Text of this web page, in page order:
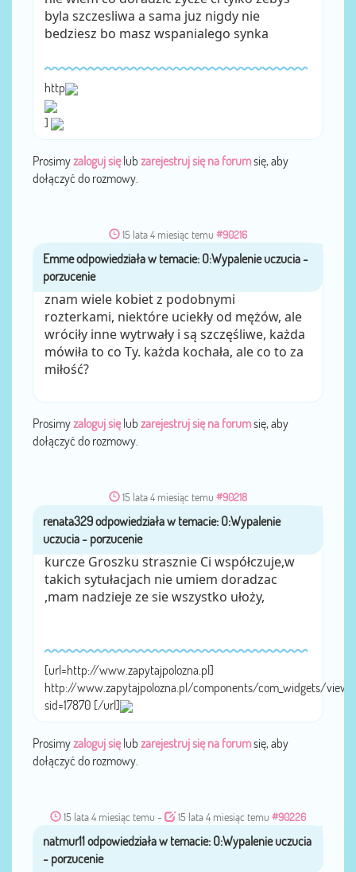
byla szczesliwa a sama juz nigdy nie
bedziesz bo masz wspanialego synka
http
]
Prosimyzaloguj sięlub zarejestruj się na forumsię, aby
dołączyć do rozmowy.
15 lata 4 miesiąc temu #90216
przezEmme
znam wiele kobiet z podobnymi
rozterkami, niektóre uciekły od mężów, ale
wróciły inne wytrwały i są szczęśliwe, każda
mówiła to co Ty. każda kochała, ale co to za
miłość?
Prosimyzaloguj sięlub zarejestruj się na forumsię, aby
dołączyć do rozmowy.
15 lata 4 miesiąc temu #90218
przezrenata329
kurcze Groszku strasznie Ci współczuje,w
takich sytułacjach nie umiem doradzac
,mam nadzieje ze sie wszystko ułoży,
[url=http://www.zapytajpolozna.pl]
http://www.zapytajpolozna.pl/components/com_widgets/
sid=17870 [/url]
Prosimyzaloguj sięlub zarejestruj się na forumsię, aby
dołączyć do rozmowy.
15 lata 4 miesiąc temu - 15 lata 4 miesiąc temu #90226